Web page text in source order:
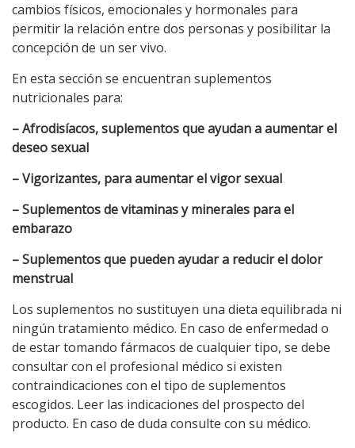
cambios físicos, emocionales y hormonales para
permitir la relación entre dos personas y posibilitar la
concepción de un ser vivo.
En esta sección se encuentran suplementos
nutricionales para:
– Afrodisíacos, suplementos que ayudan a aumentar el
deseo sexual
– Vigorizantes, para aumentar el vigor sexual
– Suplementos de vitaminas y minerales para el
embarazo
– Suplementos que pueden ayudar a reducir el dolor
menstrual
Los suplementos no sustituyen una dieta equilibrada ni
ningún tratamiento médico. En caso de enfermedad o
de estar tomando fármacos de cualquier tipo, se debe
consultar con el profesional médico si existen
contraindicaciones con el tipo de suplementos
escogidos. Leer las indicaciones del prospecto del
producto. En caso de duda consulte con su médico.